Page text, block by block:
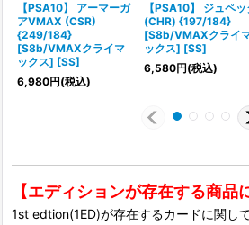
【PSA10】 アーマーガ
アVMAX (CSR)
{249/184}
[S8b/VMAXクライマ
ックス] [SS]
6,980円(税込)
【PSA10】 ジュペッ
(CHR) {197/184}
[S8b/VMAXクライ
ックス] [SS]
6,580円(税込)
【エディションが存在する商品
1st edtion(1ED)が存在するカードに関し